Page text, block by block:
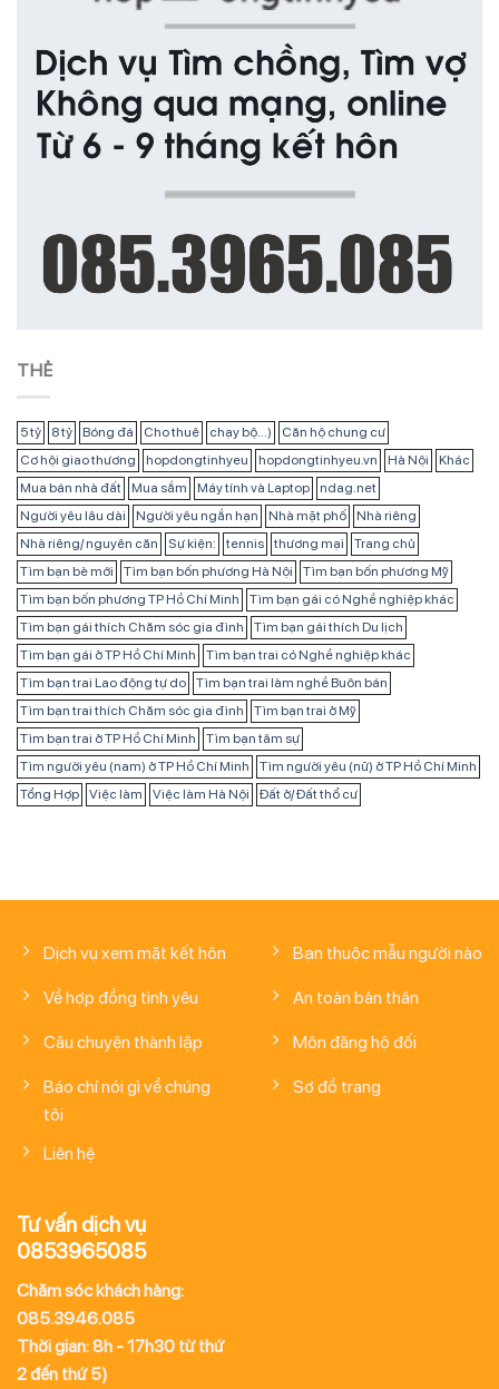
THẺ
5 tỷ 8 tỷ Bóng đá Cho thuê chạy bộ...)
Căn hộ chung cư
Cơ hội giao thương
hopdongtinhyeu hopdongtinhyeu.vn Hà Nội
Khác
Mua bán nhà đất
Mua sắm Máy tính và Laptop
ndag.net
Người yêu lâu dài
Người yêu ngắn hạn Nhà mặt phố
Nhà riêng
Nhà riêng/ nguyên căn
Sự kiện: tennis thương mại
Trang chủ
Tìm bạn bè mới
Tìm bạn bốn phương Hà Nội
Tìm bạn bốn phương Mỹ
Tìm bạn bốn phương TP Hồ Chí Minh
Tìm bạn gái có Nghề nghiệp khác
Tìm bạn gái thích Chăm sóc gia đình
Tìm bạn gái thích Du lịch
Tìm bạn gái ở TP Hồ Chí Minh
Tìm bạn trai có Nghề nghiệp khác
Tìm bạn trai Lao động tự do
Tìm bạn trai làm nghề Buôn bán
Tìm bạn trai thích Chăm sóc gia đình
Tìm bạn trai ở Mỹ
Tìm bạn trai ở TP Hồ Chí Minh
Tìm bạn tâm sự
Tìm người yêu (nam) ở TP Hồ Chí Minh
Tìm người yêu (nữ) ở TP Hồ Chí Minh
Tổng Hợp
Việc làm Việc làm Hà Nội Đất ở/ Đất thổ cư
Dịch vụ xem mặt kết hôn
Về hợp đồng tình yêu
Câu chuyện thành lập
Báo chí nói gì về chúng
tôi
Liên hệ
Bạn thuộc mẫu người nào
An toàn bản thân
Môn đăng hộ đối
Sơ đồ trang
Tư vấn dịch vụ
0853965085
Chăm sóc khách hàng:
085.3946.085
Thời gian: 8h - 17h30 từ thứ
2 đến thứ 5)